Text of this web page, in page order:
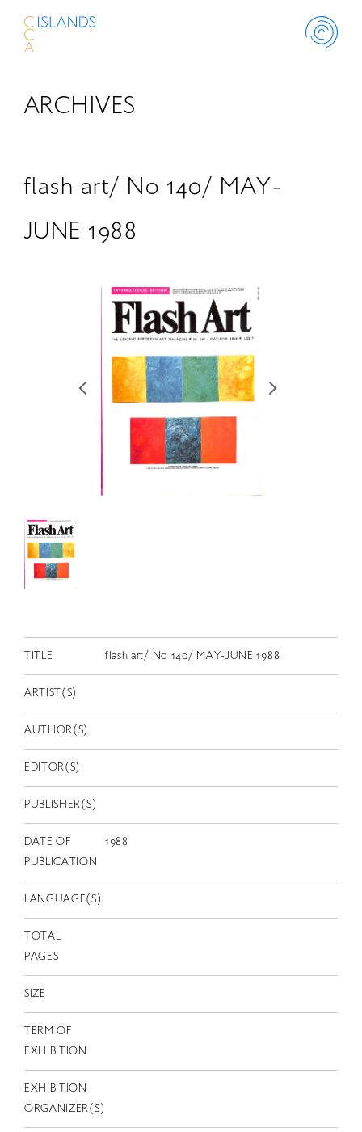
ABOUT
SCHOLARSHIP
RETRACE
出版物
スカラシップ受賞者
CONTACT
JP
EN
ARCHIVES
flash art/ No 140/ MAY-
JUNE 1988
TITLE flash art/ No 140/ MAY-JUNE 1988
ARTIST(S)
AUTHOR(S)
EDITOR(S)
PUBLISHER(S)
DATE OF
PUBLICATION
1988
LANGUAGE(S)
TOTAL
PAGES
SIZE
TERM OF
EXHIBITION
EXHIBITION
ORGANIZER(S)